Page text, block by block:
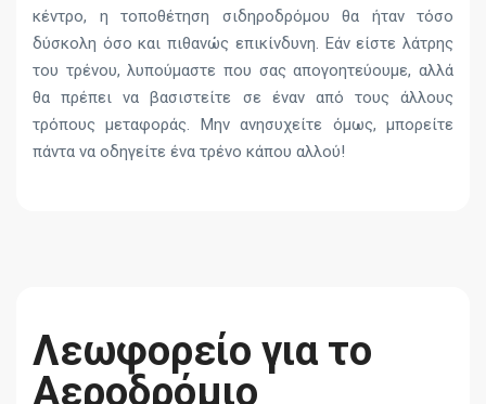
κέντρο, η τοποθέτηση σιδηροδρόμου θα ήταν τόσο
δύσκολη όσο και πιθανώς επικίνδυνη. Εάν είστε λάτρης
του τρένου, λυπούμαστε που σας απογοητεύουμε, αλλά
θα πρέπει να βασιστείτε σε έναν από τους άλλους
τρόπους μεταφοράς. Μην ανησυχείτε όμως, μπορείτε
πάντα να οδηγείτε ένα τρένο κάπου αλλού!
Λεωφορείο για το
Αεροδρόμιο